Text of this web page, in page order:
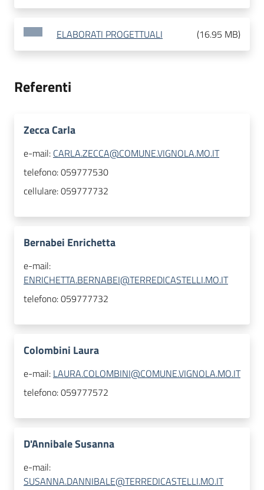
ELABORATI PROGETTUALI (16.95 MB)
Referenti
Zecca Carla
e-mail: CARLA.ZECCA@COMUNE.VIGNOLA.MO.IT
telefono:059777530
cellulare:059777732
Bernabei Enrichetta
e-mail:
ENRICHETTA.BERNABEI@TERREDICASTELLI.MO.IT
telefono:059777732
Colombini Laura
e-mail: LAURA.COLOMBINI@COMUNE.VIGNOLA.MO.IT
telefono:059777572
D'Annibale Susanna
e-mail:
SUSANNA.DANNIBALE@TERREDICASTELLI.MO.IT